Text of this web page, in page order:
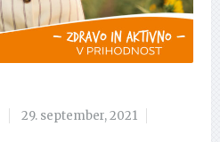
29. september, 2021